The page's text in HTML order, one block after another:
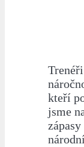
kteří
jsme